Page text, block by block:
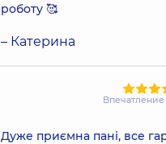
роботу 🥰
– Катерина
Впечатление
Дуже приємна пані, все